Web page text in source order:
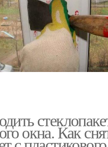
окна. Как